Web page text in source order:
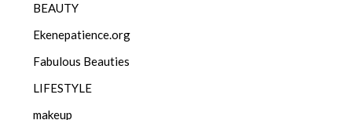
BEAUTY
Ekenepatience.org
Fabulous Beauties
LIFESTYLE
makeup